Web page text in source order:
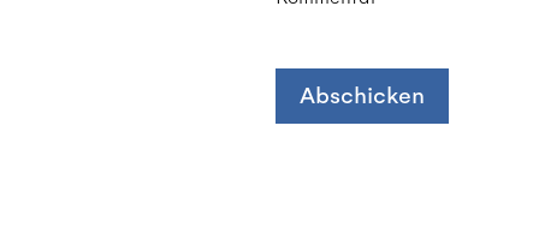
Abschicken